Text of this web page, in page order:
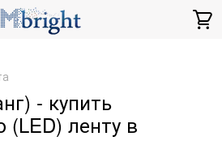
- купить
(LED) ленту в